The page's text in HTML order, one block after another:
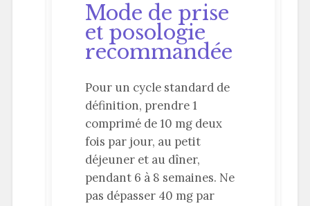
Mode de prise
et posologie
recommandée
Pour un cycle standard de
définition, prendre 1
comprimé de 10 mg deux
fois par jour, au petit
déjeuner et au dîner,
pendant 6 à 8 semaines. Ne
pas dépasser 40 mg par